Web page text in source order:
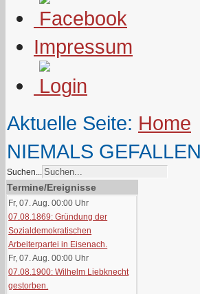
Impressum
Aktuelle Seite: Home
NIEMALS
Suchen...
Termine/Ereignisse
Fr, 07. Aug. 00:00 Uhr
07.08.1869: Gründung der
Sozialdemokratischen
Arbeiterpartei in Eisenach.
Fr, 07. Aug. 00:00 Uhr
07.08.1900: Wilhelm Liebknecht
gestorben.